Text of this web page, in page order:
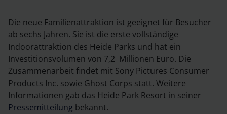
Die neue Familienattraktion ist geeignet für Besucher
ab sechs Jahren. Sie ist die erste vollständige
Indoorattraktion des Heide Parks und hat ein
Investitionsvolumen von 7,2 Millionen Euro. Die
Zusammenarbeit findet mit Sony Pictures Consumer
Products Inc. sowie Ghost Corps statt. Weitere
Informationen gab das Heide Park Resort in seiner
Pressemitteilung bekannt.